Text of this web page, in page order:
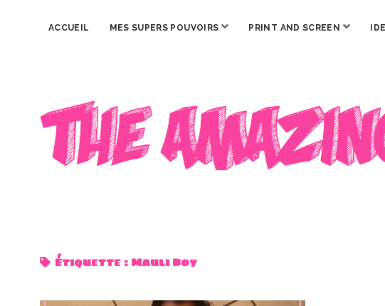
ACCUEIL MES SUPERS POUVOIRS ouvrirPRINT AND SCREEN ouvrir
The
Amazing
Woman
Étiquette : Mauli Boy